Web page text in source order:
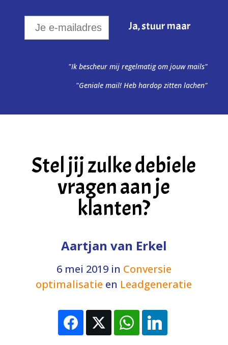
"Ik bescheur mij regelmatig om jouw mails"
"Geniale mail! Heb hardop zitten lachen"
Stel jij zulke debiele
vragen aan je
klanten?
Aartjan van Erkel
6 mei 2019in Conversie
optimalisatie en Leadgeneratie